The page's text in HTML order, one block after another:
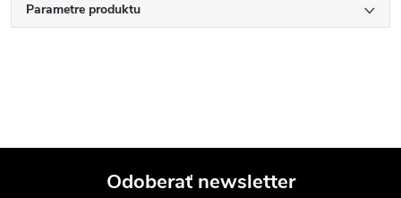
Parametre produktu
Odoberať newsletter